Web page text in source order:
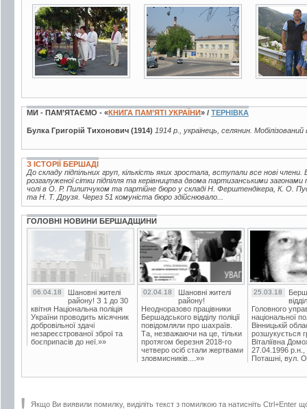
19 фото 3 фото 7 фото
МИ - ПАМ’ЯТАЄМО - «КНИГА ПАМ’ЯТІ УКРАЇНИ» / ТЕРНІВКА
Булка Григорій Тихонович (1914) 1914 р., українець, селянин.
З ІСТОРІЇ БЕРШАДІ
До складу підпільних груп, кількість яких зростала, вступали все нові члени.
розгалуженої сітки підпілля та керівництва двома партизанськими
чолі в О. Р. Пилипчуком та партійне бюро у складі Н. Ферштендікера, К. О.
та Н. Т. Друзя. Через 51 комуніста бюро здійснювало...
ГОЛОВНІ НОВИНИ БЕРШАДЩИНИ
06.04.18
Шановні жителі
району! З 1 до 30
квітня Національна поліція
України проводить місячник
добровільної здачі
незареєстрованої зброї та
боєприпасів до неї.»»
02.04.18
Шановні жителі
району!
Неодноразово працівники
Бершадського відділу поліції
повідомляли про шахраїв.
Та, незважаючи на це, тільки
протягом березня 2018-го
четверо осіб стали жертвами
зловмисників....»»
25.03.18
Головного
національної
Вінницькій
розшукується
Віталіївна
27.04.1996 р.н.,
Поташні, вул.
Якщо Ви виявили помилку, виділіть текст з помилкою та натисніть Ctrl+Enter